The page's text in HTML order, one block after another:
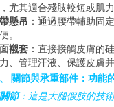
尤其適合殘肢較短或肌力
懸吊 ：通過腰帶輔助固
。
襯套 ：直接接觸皮膚的
、管理汗液、保護皮膚并
關節與承重部件：功能
節：這是大腿假肢的技